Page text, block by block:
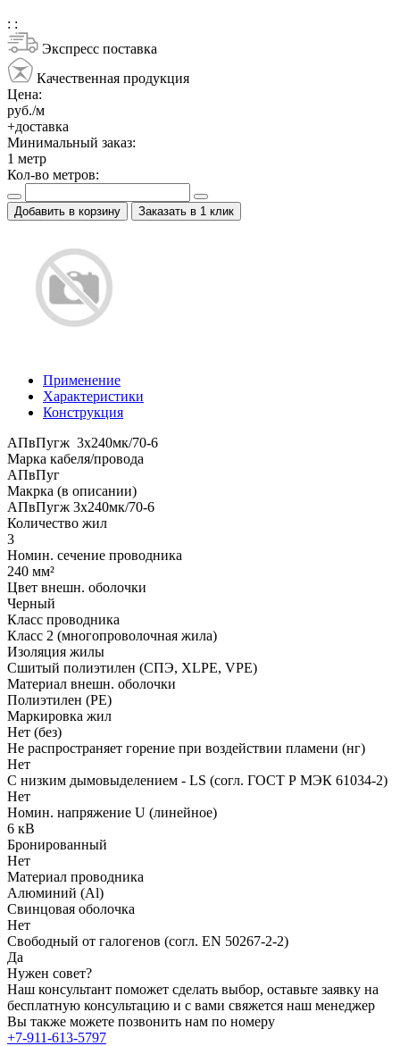
: :
Экспресс поставка
Качественная продукция
Цена:
руб./м
+доставка
Минимальный заказ:
1 метр
Кол-во метров:
Добавить в корзину Заказать в 1 клик
Применение
Характеристики
Конструкция
АПвПугж 3x240мк/70-6
Марка кабеля/провода
АПвПуг
Макрка (в описании)
АПвПугж 3x240мк/70-6
Количество жил
3
Номин. сечение проводника
240 мм²
Цвет внешн. оболочки
Черный
Класс проводника
Класс 2 (многопроволочная жила)
Изоляция жилы
Сшитый полиэтилен (СПЭ, XLPE, VPE)
Материал внешн. оболочки
Полиэтилен (PE)
Маркировка жил
Нет (без)
Не распространяет горение при воздействии пламени (нг)
Нет
С низким дымовыделением - LS (согл. ГОСТ Р МЭК 61034-2)
Нет
Номин. напряжение U (линейное)
6 кВ
Бронированный
Нет
Материал проводника
Алюминий (Al)
Свинцовая оболочка
Нет
Свободный от галогенов (согл. EN 50267-2-2)
Да
Нужен совет?
Наш консультант поможет сделать выбор, оставьте заявку на
бесплатную консультацию и с вами свяжется наш менеджер
Вы также можете позвонить нам по номеру
+7-911-613-5797